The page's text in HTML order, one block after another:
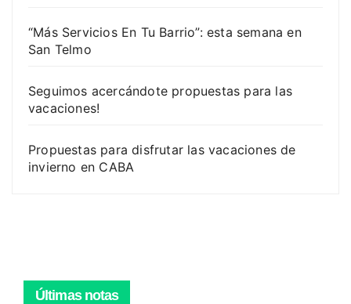
“Más Servicios En Tu Barrio”: esta semana en
San Telmo
Seguimos acercándote propuestas para las
vacaciones!
Propuestas para disfrutar las vacaciones de
invierno en CABA
Últimas notas